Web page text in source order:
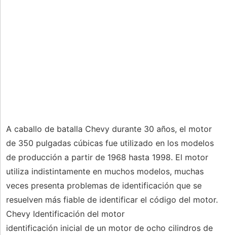
A caballo de batalla Chevy durante 30 años, el motor
de 350 pulgadas cúbicas fue utilizado en los modelos
de producción a partir de 1968 hasta 1998. El motor
utiliza indistintamente en muchos modelos, muchas
veces presenta problemas de identificación que se
resuelven más fiable de identificar el código del motor.
Chevy Identificación del motor
identificación inicial de un motor de ocho cilindros de